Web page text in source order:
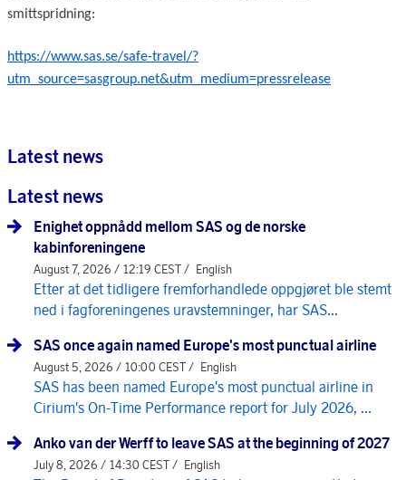
smittspridning:
https://www.sas.se/safe-travel/?
utm_source=sasgroup.net&utm_medium=pressrelease
Latest news
Latest news
Enighet oppnådd mellom SAS og de norske
kabinforeningene
August 7, 2026 / 12:19 CEST / English
Etter at det tidligere fremforhandlede oppgjøret ble stemt
ned i fagforeningenes uravstemninger, har SAS...
SAS once again named Europe's most punctual airline
August 5, 2026 / 10:00 CEST / English
SAS has been named Europe's most punctual airline in
Cirium's On-Time Performance report for July 2026, ...
Anko van der Werff to leave SAS at the beginning of 2027
July 8, 2026 / 14:30 CEST / English